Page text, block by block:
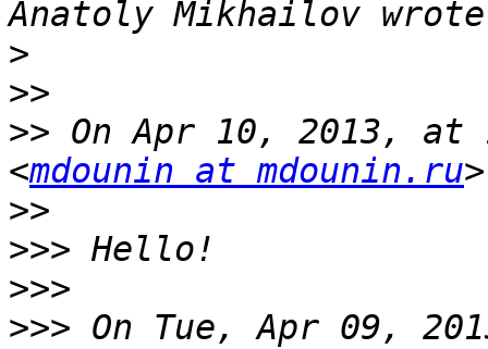
>
>>
>> On Apr 10, 2013, at
<mdounin at mdounin.ru
>>
>>>
>>>
>>> On Tue, Apr 09,